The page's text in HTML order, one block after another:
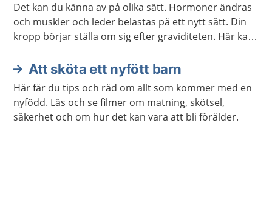
Det kan du känna av på olika sätt. Hormoner ändras
och muskler och leder belastas på ett nytt sätt. Din
kropp börjar ställa om sig efter graviditeten. Här kan
att du har fött barn.
Att sköta ett nyfött barn
Här får du tips och råd om allt som kommer med en
nyfödd. Läs och se filmer om matning, skötsel,
säkerhet och om hur det kan vara att bli förälder.